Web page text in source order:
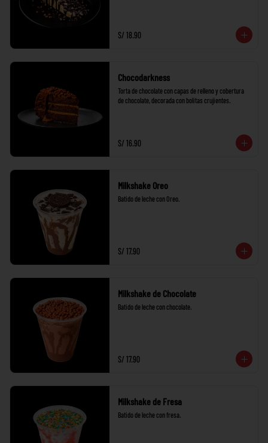
S/ 18.90
Chocodarkness
Torta de chocolate con capas de relleno y cobertura
de chocolate, decorada con bolitas crujientes.
S/ 16.90
Milkshake Oreo
Batido de leche con Oreo.
S/ 17.90
Milkshake de Chocolate
Batido de leche con chocolate.
S/ 17.90
Milkshake de Fresa
Batido de leche con fresa.